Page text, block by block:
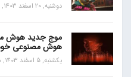
دوشنبه, 20 اسفند 1403, ساعت 18:24
موج جدید هوش
هوش مصنوعی
یکشنبه, 5 اسفند 1403, ساعت 20:03